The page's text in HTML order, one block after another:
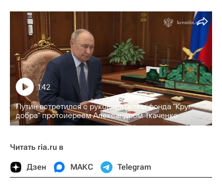
Путин встретился с руководителем фонда "Круг
добра" протоиереем Александром Ткаченко
1:42
Читать ria.ru в
Дзен МАКС Telegram